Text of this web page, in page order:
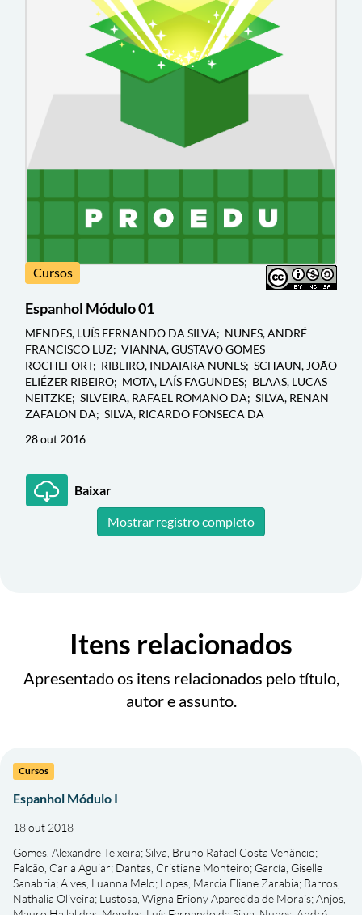
Cursos
Espanhol Módulo 01
MENDES, LUÍS FERNANDO DA SILVA; NUNES, ANDRÉ
FRANCISCO LUZ; VIANNA, GUSTAVO GOMES
ROCHEFORT; RIBEIRO, INDAIARA NUNES; SCHAUN, JOÃO
ELIÉZER RIBEIRO; MOTA, LAÍS FAGUNDES; BLAAS, LUCAS
NEITZKE; SILVEIRA, RAFAEL ROMANO DA; SILVA, RENAN
ZAFALON DA; SILVA, RICARDO FONSECA DA
28 out 2016
Baixar
Mostrar registro completo
Itens relacionados
Apresentado os itens relacionados pelo título,
autor e assunto.
Cursos
Espanhol Módulo I
18 out 2018
Gomes, Alexandre Teixeira;Silva, Bruno Rafael Costa Venâncio;
Falcão, Carla Aguiar; Dantas, Cristiane Monteiro; García, Giselle
Sanabria;Alves, Luanna Melo; Lopes, Marcia Eliane Zarabia; Barros,
Nathalia Oliveira; Lustosa, Wigna Eriony Aparecida de Morais;Anjos,